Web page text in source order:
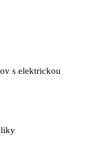
s elektrickou